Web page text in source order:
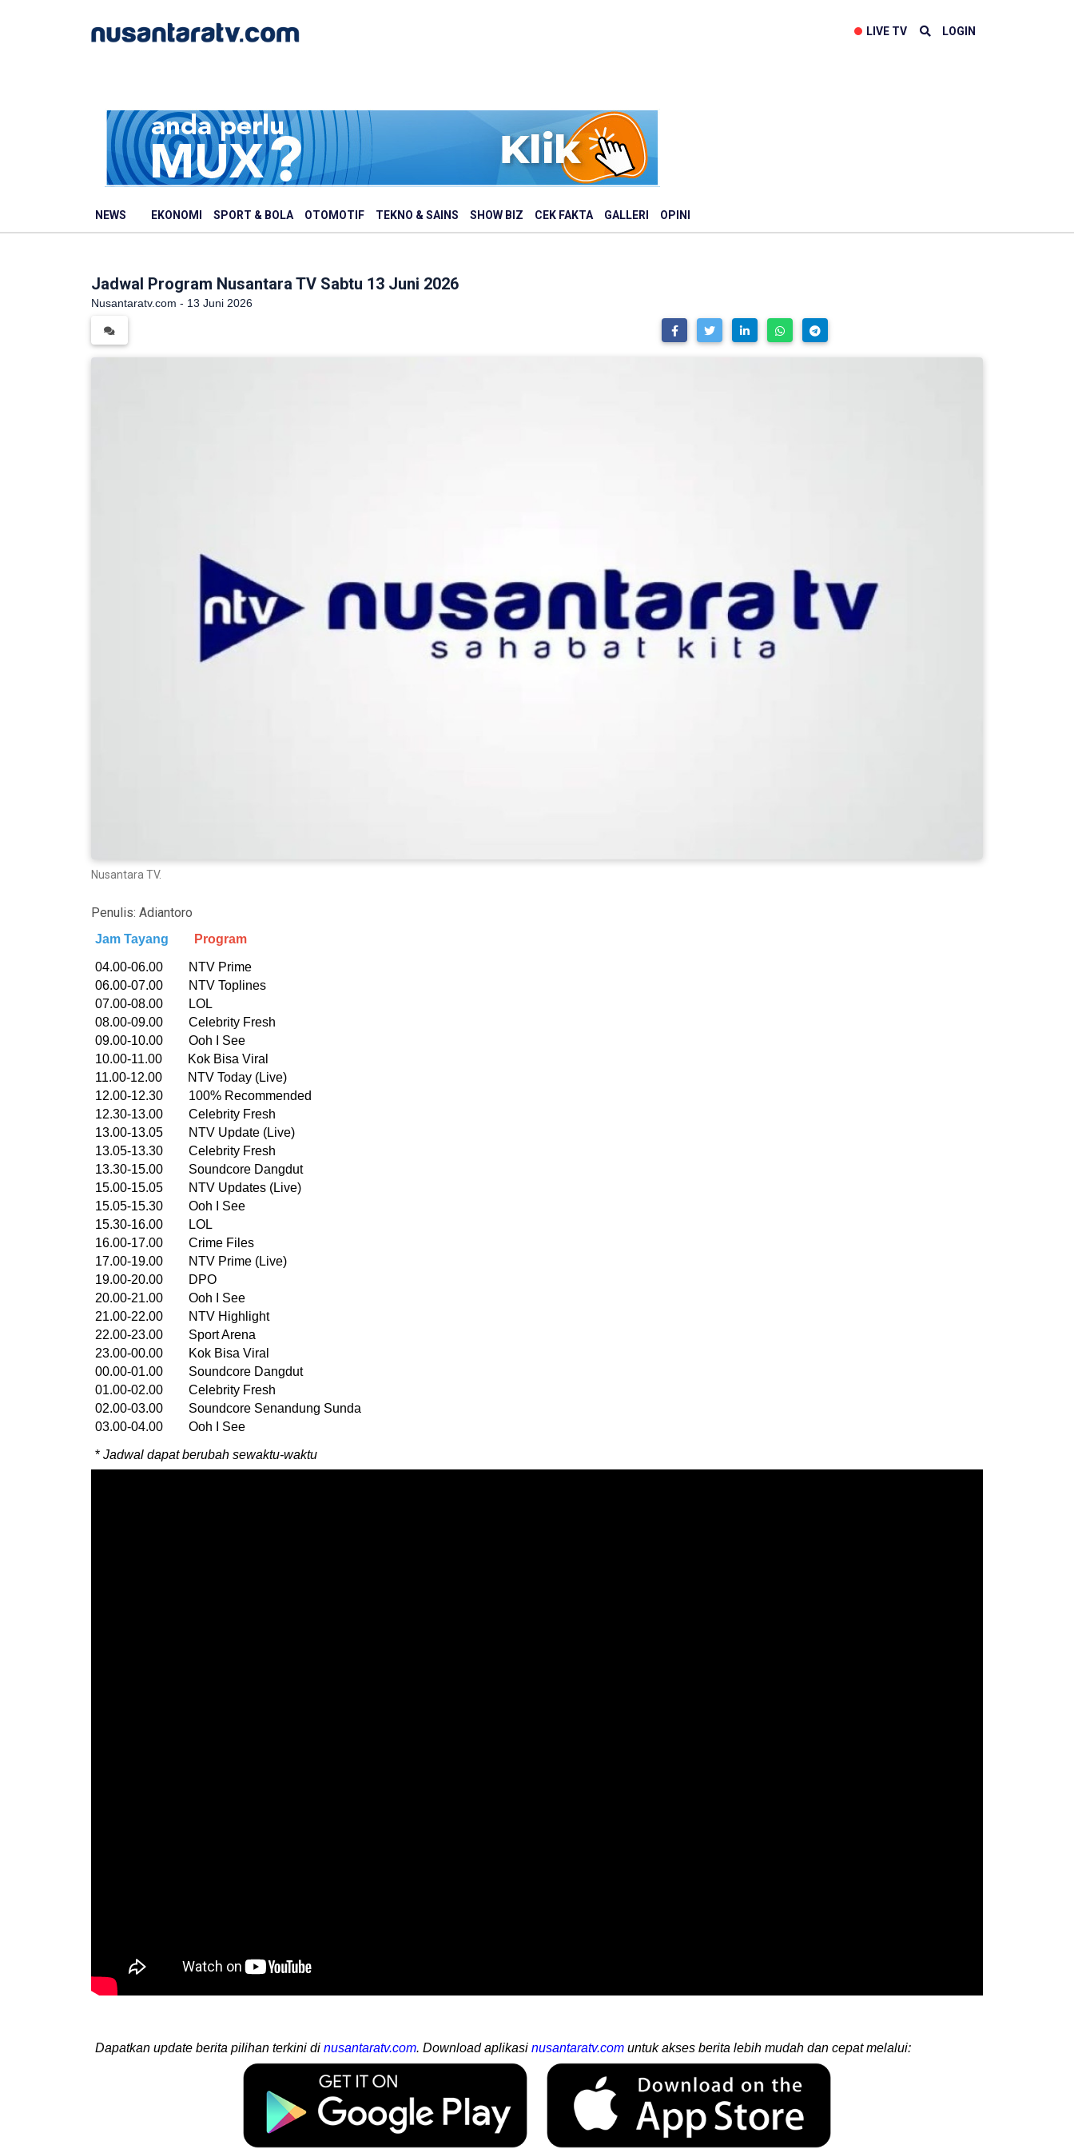
LIVE TV LOGIN
NEWS EKONOMI SPORT & BOLA OTOMOTIF TEKNO & SAINS SHOW BIZ CEK FAKTA GALLERI OPINI
Jadwal Program Nusantara TV Sabtu 13 Juni 2026
Nusantaratv.com - 13 Juni 2026
Nusantara TV.
Penulis: Adiantoro
Jam Tayang Program
04.00-06.00 NTV Prime
06.00-07.00 NTV Toplines
07.00-08.00 LOL
08.00-09.00 Celebrity Fresh
09.00-10.00 Ooh I See
10.00-11.00 Kok Bisa Viral
11.00-12.00 NTV Today (Live)
12.00-12.30 100% Recommended
12.30-13.00 Celebrity Fresh
13.00-13.05 NTV Update (Live)
13.05-13.30 Celebrity Fresh
13.30-15.00 Soundcore Dangdut
15.00-15.05 NTV Updates (Live)
15.05-15.30 Ooh I See
15.30-16.00 LOL
16.00-17.00 Crime Files
17.00-19.00 NTV Prime (Live)
19.00-20.00 DPO
20.00-21.00 Ooh I See
21.00-22.00 NTV Highlight
22.00-23.00 Sport Arena
23.00-00.00 Kok Bisa Viral
00.00-01.00 Soundcore Dangdut
01.00-02.00 Celebrity Fresh
02.00-03.00 Soundcore Senandung Sunda
03.00-04.00 Ooh I See
* Jadwal dapat berubah sewaktu-waktu
Dapatkan update berita pilihan terkini di nusantaratv.com. Download aplikasi nusantaratv.com untuk akses berita lebih mudah dan cepat melalui: